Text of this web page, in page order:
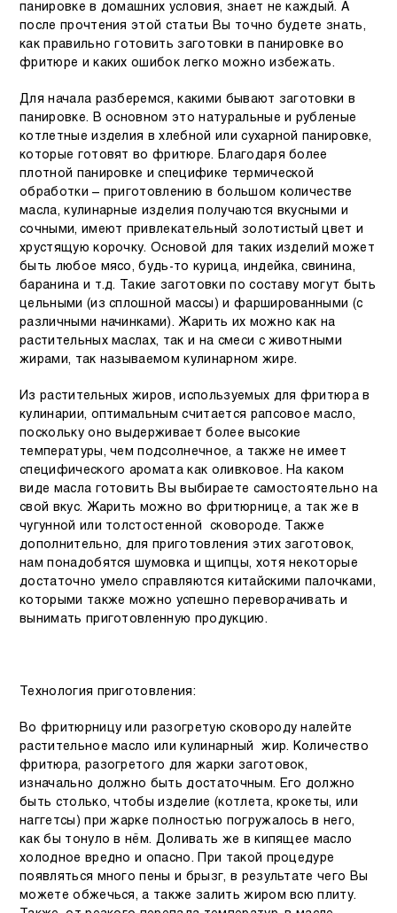
панировке в домашних условия, знает не каждый. А
после прочтения этой статьи Вы точно будете знать,
как правильно готовить заготовки в панировке во
фритюре и каких ошибок легко можно избежать.
Для начала разберемся, какими бывают заготовки в
панировке. В основном это натуральные и рубленые
котлетные изделия в хлебной или сухарной панировке,
которые готовят во фритюре. Благодаря более
плотной панировке и специфике термической
обработки – приготовлению в большом количестве
масла, кулинарные изделия получаются вкусными и
сочными, имеют привлекательный золотистый цвет и
хрустящую корочку. Основой для таких изделий может
быть любое мясо, будь-то курица, индейка, свинина,
баранина и т.д. Такие заготовки по составу могут быть
цельными (из сплошной массы) и фаршированными (с
различными начинками). Жарить их можно как на
растительных маслах, так и на смеси с животными
жирами, так называемом кулинарном жире.
Из растительных жиров, используемых для фритюра в
кулинарии, оптимальным считается рапсовое масло,
поскольку оно выдерживает более высокие
температуры, чем подсолнечное, а также не имеет
специфического аромата как оливковое. На каком
виде масла готовить Вы выбираете самостоятельно на
свой вкус. Жарить можно во фритюрнице, а так же в
чугунной или толстостенной сковороде. Также
дополнительно, для приготовления этих заготовок,
нам понадобятся шумовка и щипцы, хотя некоторые
достаточно умело справляются китайскими палочками,
которыми также можно успешно переворачивать и
вынимать приготовленную продукцию.
Технология приготовления:
Во фритюрницу или разогретую сковороду налейте
растительное масло или кулинарный жир. Количество
фритюра, разогретого для жарки заготовок,
изначально должно быть достаточным. Его должно
быть столько, чтобы изделие (котлета, крокеты, или
наггетсы) при жарке полностью погружалось в него,
как бы тонуло в нём. Доливать же в кипящее масло
холодное вредно и опасно. При такой процедуре
появляться много пены и брызг, в результате чего Вы
можете обжечься, а также залить жиром всю плиту.